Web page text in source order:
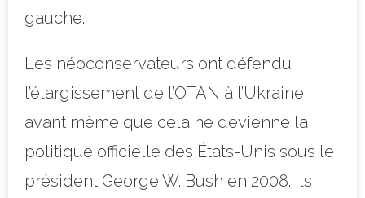
gauche.
Les néoconservateurs ont défendu
l’élargissement de l’OTAN à l’Ukraine
avant même que cela ne devienne la
politique officielle des États-Unis sous le
président George W. Bush en 2008. Ils